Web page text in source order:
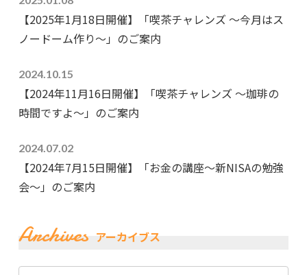
【2025年1月18日開催】「喫茶チャレンズ ～今月はス
ノードーム作り～」のご案内
2024.10.15
【2024年11月16日開催】「喫茶チャレンズ ～珈琲の
時間ですよ～」のご案内
2024.07.02
【2024年7月15日開催】「お金の講座～新NISAの勉強
会～」のご案内
Archives アーカイブス